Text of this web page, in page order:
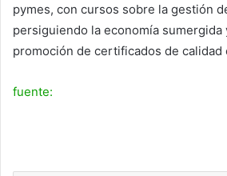
pymes, con cursos sobre la gestión
persiguiendo la economía sumergida
promoción de certificados de calidad
fuente: